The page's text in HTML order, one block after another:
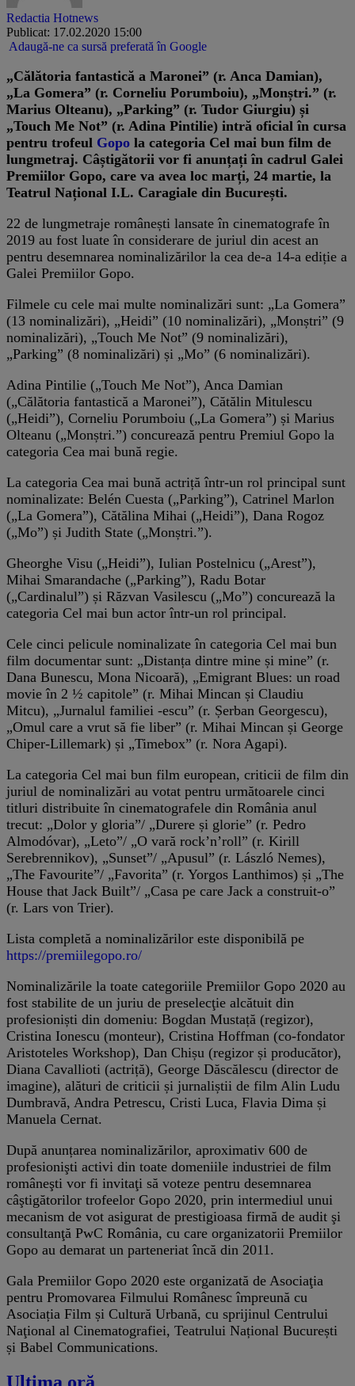
Redactia Hotnews
Publicat: 17.02.2020 15:00
Adaugă-ne ca sursă preferată în Google
„Călătoria fantastică a Maronei” (r. Anca Damian),
„La Gomera” (r. Corneliu Porumboiu), „Monștri.” (r.
Marius Olteanu), „Parking” (r. Tudor Giurgiu) și
„Touch Me Not” (r. Adina Pintilie) intră oficial în cursa
pentru trofeul Gopo la categoria Cel mai bun film de
lungmetraj. Câștigătorii vor fi anunțați în cadrul Galei
Premiilor Gopo, care va avea loc marți, 24 martie, la
Teatrul Național I.L. Caragiale din București.
22 de lungmetraje românești lansate în cinematografe în
2019 au fost luate în considerare de juriul din acest an
pentru desemnarea nominalizărilor la cea de-a 14-a ediție a
Galei Premiilor Gopo.
Filmele cu cele mai multe nominalizări sunt: „La Gomera”
(13 nominalizări), „Heidi” (10 nominalizări), „Monștri” (9
nominalizări), „Touch Me Not” (9 nominalizări),
„Parking” (8 nominalizări) și „Mo” (6 nominalizări).
Adina Pintilie („Touch Me Not”), Anca Damian
(„Călătoria fantastică a Maronei”), Cătălin Mitulescu
(„Heidi”), Corneliu Porumboiu („La Gomera”) și Marius
Olteanu („Monștri.”) concurează pentru Premiul Gopo la
categoria Cea mai bună regie.
La categoria Cea mai bună actriță într-un rol principal sunt
nominalizate: Belén Cuesta („Parking”), Catrinel Marlon
(„La Gomera”), Cătălina Mihai („Heidi”), Dana Rogoz
(„Mo”) și Judith State („Monștri.”).
Gheorghe Visu („Heidi”), Iulian Postelnicu („Arest”),
Mihai Smarandache („Parking”), Radu Botar
(„Cardinalul”) și Răzvan Vasilescu („Mo”) concurează la
categoria Cel mai bun actor într-un rol principal.
Cele cinci pelicule nominalizate în categoria Cel mai bun
film documentar sunt: „Distanța dintre mine și mine” (r.
Dana Bunescu, Mona Nicoară), „Emigrant Blues: un road
movie în 2 ½ capitole” (r. Mihai Mincan și Claudiu
Mitcu), „Jurnalul familiei -escu” (r. Șerban Georgescu),
„Omul care a vrut să fie liber” (r. Mihai Mincan și George
Chiper-Lillemark) și „Timebox” (r. Nora Agapi).
La categoria Cel mai bun film european, criticii de film din
juriul de nominalizări au votat pentru următoarele cinci
titluri distribuite în cinematografele din România anul
trecut: „Dolor y gloria”/ „Durere și glorie” (r. Pedro
Almodóvar), „Leto”/ „O vară rock’n’roll” (r. Kirill
Serebrennikov), „Sunset”/ „Apusul” (r. László Nemes),
„The Favourite”/ „Favorita” (r. Yorgos Lanthimos) și „The
House that Jack Built”/ „Casa pe care Jack a construit-o”
(r. Lars von Trier).
Lista completă a nominalizărilor este disponibilă pe
https://premiilegopo.ro/
Nominalizările la toate categoriile Premiilor Gopo 2020 au
fost stabilite de un juriu de preselecţie alcătuit din
profesioniști din domeniu: Bogdan Mustață (regizor),
Cristina Ionescu (monteur), Cristina Hoffman (co-fondator
Aristoteles Workshop), Dan Chișu (regizor și producător),
Diana Cavallioti (actriță), George Dăscălescu (director de
imagine), alături de criticii și jurnaliștii de film Alin Ludu
Dumbravă, Andra Petrescu, Cristi Luca, Flavia Dima și
Manuela Cernat.
După anunțarea nominalizărilor, aproximativ 600 de
profesionişti activi din toate domeniile industriei de film
româneşti vor fi invitaţi să voteze pentru desemnarea
câştigătorilor trofeelor Gopo 2020, prin intermediul unui
mecanism de vot asigurat de prestigioasa firmă de audit şi
consultanţă PwC România, cu care organizatorii Premiilor
Gopo au demarat un parteneriat încă din 2011.
Gala Premiilor Gopo 2020 este organizată de Asociaţia
pentru Promovarea Filmului Românesc împreună cu
Asociația Film și Cultură Urbană, cu sprijinul Centrului
Naţional al Cinematografiei, Teatrului Național București
și Babel Communications.
Ultima oră